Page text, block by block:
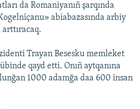
da Romaniyanıñ şarqında
abiabazasında arbiy
arttıracaq.
Trayan Besesku memleket
qayd etti. Onıñ aytqanına
1000 adamğa daa 600 insan